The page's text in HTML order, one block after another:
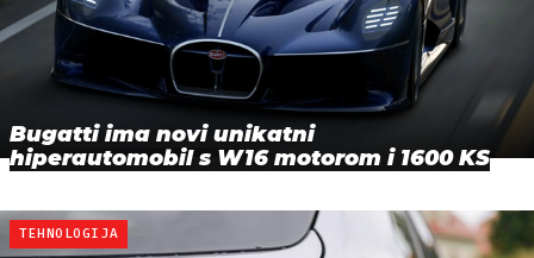
Bugatti ima novi unikatni
hiperautomobil s W16 motorom i 1600 KS
TEHNOLOGIJA